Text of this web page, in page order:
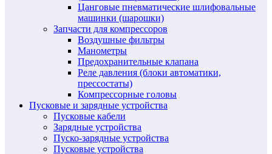
Цанговые пневматические шлифовальные
машинки (шарошки)
Запчасти для компрессоров
Воздушные фильтры
Манометры
Предохранительные клапана
Реле давления (блоки автоматики,
прессостаты)
Компрессорные головы
Пусковые и зарядные устройства
Пусковые кабели
Зарядные устройства
Пуско-зарядные устройства
Пусковые устройства